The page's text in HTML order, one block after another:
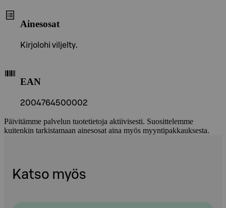
Ainesosat
Kirjolohi viljelty.
EAN
2004764500002
Päivitämme palvelun tuotetietoja aktiivisesti. Suosittelemme
kuitenkin tarkistamaan ainesosat aina myös myyntipakkauksesta.
Katso myös